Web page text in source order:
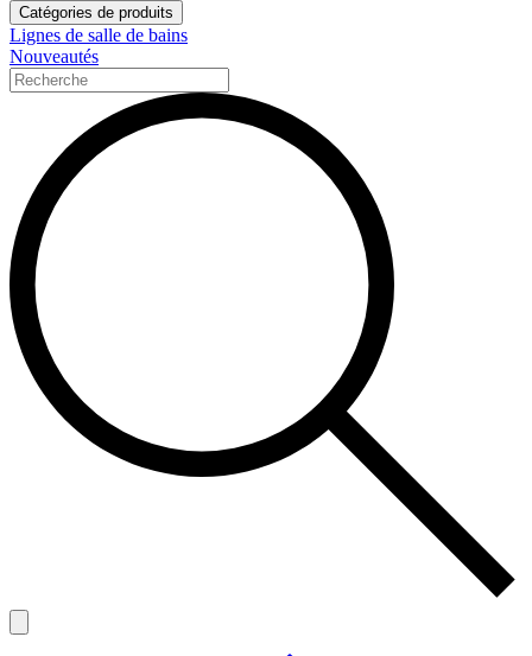
Catégories de produits
Lignes de salle de bains
Nouveautés